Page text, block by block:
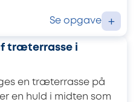
Se opgave +
træterrasse i
en træterrasse på
en huld i midten som